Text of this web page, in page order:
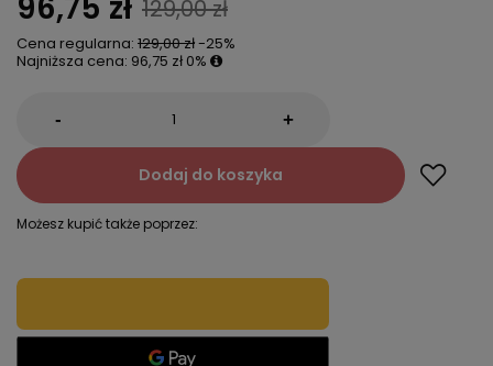
129,00 zł
Cena regularna: 129,00 zł-25%
Najniższa cena: 96,75 zł 0%
- +
Dodaj do koszyka
Możesz kupić także poprzez: